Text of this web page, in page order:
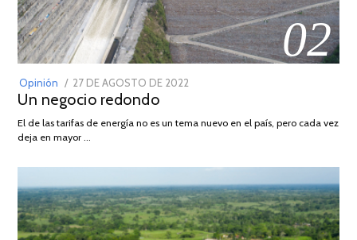
02
Opinión
POSTED
ON
27 DE AGOSTO DE 2022
DE
Un negocio redondo
El de las tarifas de energía no es un tema nuevo en el país, pero cada vez
deja en mayor …